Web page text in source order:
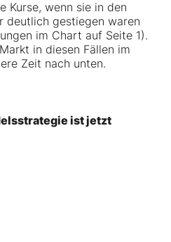
Kurse, wenn sie in den
deutlich gestiegen waren
im Chart auf Seite 1).
in diesen Fällen im
Zeit nach unten.
ist jetzt